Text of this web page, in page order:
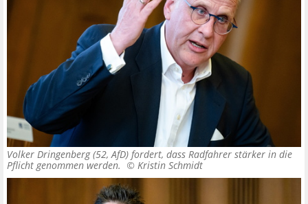
Volker Dringenberg (52, AfD) fordert, dass Radfahrer stärker in die
Pflicht genommen werden. © Kristin Schmidt